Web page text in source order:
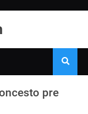
pre